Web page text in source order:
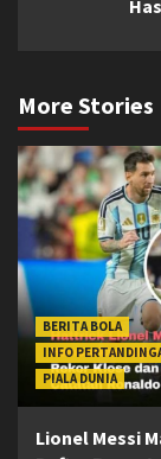
More Stories
BERITA BOLA
INFO
PIALA DUNIA
Lionel Messi